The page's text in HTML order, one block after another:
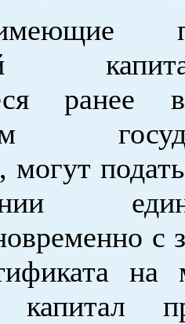
могут
с
на
капитал